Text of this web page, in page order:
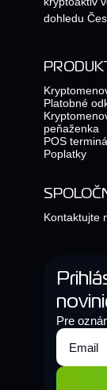
dohledu
Platobné
peňaženka
POS
Poplatky
Kontaktujte
Pre